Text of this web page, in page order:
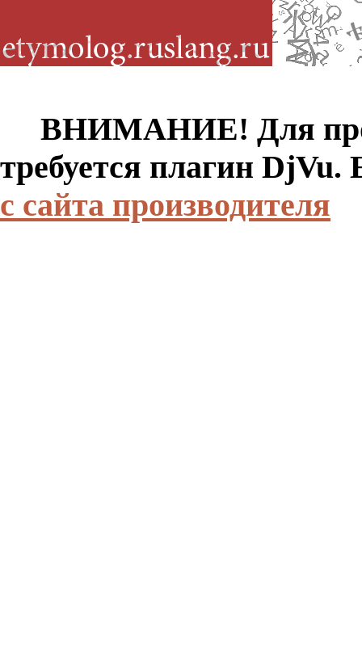
ВНИМАНИЕ! Для
требуется плагин
с сайта производителя